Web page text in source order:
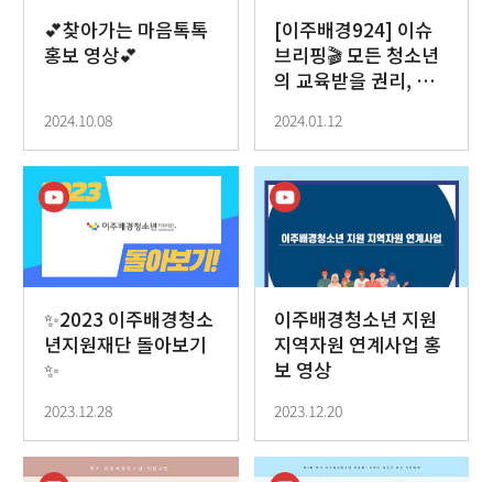
💕찾아가는 마음톡톡
홍보 영상💕
2024.10.08
[이주배경924] 이슈
브리핑🎬 모든 청소년
의 교육받을 권리, 이
가요?
2024.01.12
✨2023 이주배경청소
년지원재단 돌아보기
✨
2023.12.28
이주배경청소년 지원
지역자원 연계사업 홍
보 영상
2023.12.20